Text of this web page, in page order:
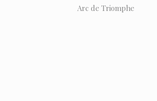
Arc de Triomphe